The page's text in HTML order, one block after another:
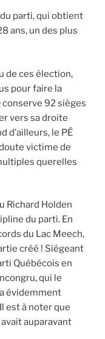
parti, qui obtient
ans, un des plus
de ces élection,
pour faire la
conserve 92 sièges
vers sa droite
d’ailleurs, le PÉ
victime de
querelles
Richard Holden
du parti. En
du Lac Meech,
créé ! Siégeant
Québécois en
qui le
évidemment
est à noter que
auparavant